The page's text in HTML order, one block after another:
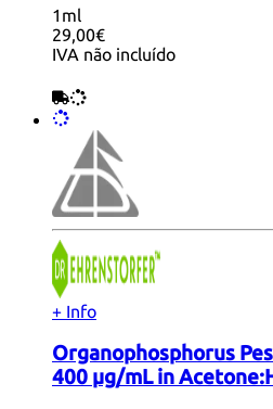
1ml
29,00€
IVA não incluído
+ Info
Organophosphorus
400 µg/mL in